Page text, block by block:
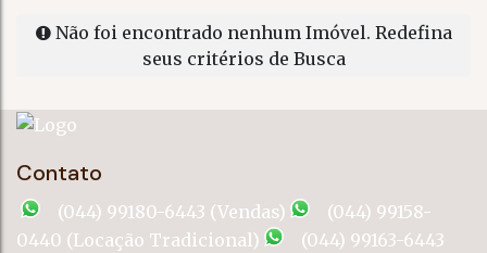
Não foi encontrado nenhum Imóvel. Redefina
seus critérios de Busca
Contato
(044) 99180-6443 (Vendas)
(044) 99158-
0440 (Locação Tradicional)
(044) 99163-6443